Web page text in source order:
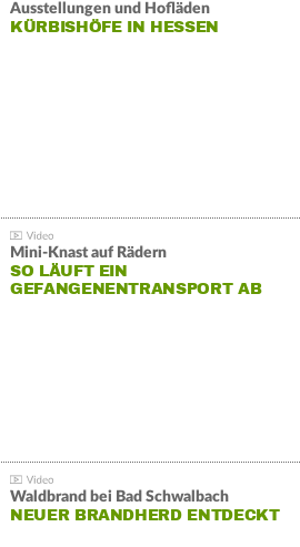
Ausstellungen und Hofläden
KÜRBISHÖFE IN HESSEN
Mini-Knast auf Rädern
SO LÄUFT EIN
GEFANGENENTRANSPORT AB
Waldbrand bei Bad Schwalbach
NEUER BRANDHERD ENTDECKT